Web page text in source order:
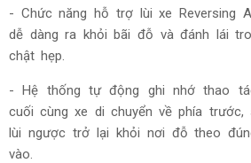
- Chức năng hỗ trợ lùi xe Reversing
dễ dàng ra khỏi bãi đỗ và đánh lái
chật hẹp.
- Hệ thống tự động ghi nhớ thao
cuối cùng xe di chuyển về phía
lùi ngược trở lại khỏi nơi đỗ theo
vào.